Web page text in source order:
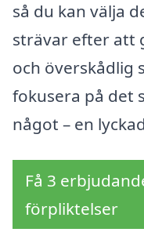
så du kan välja
strävar efter att
och överskådlig
fokusera på det
något – en
Få 3
förpliktelser